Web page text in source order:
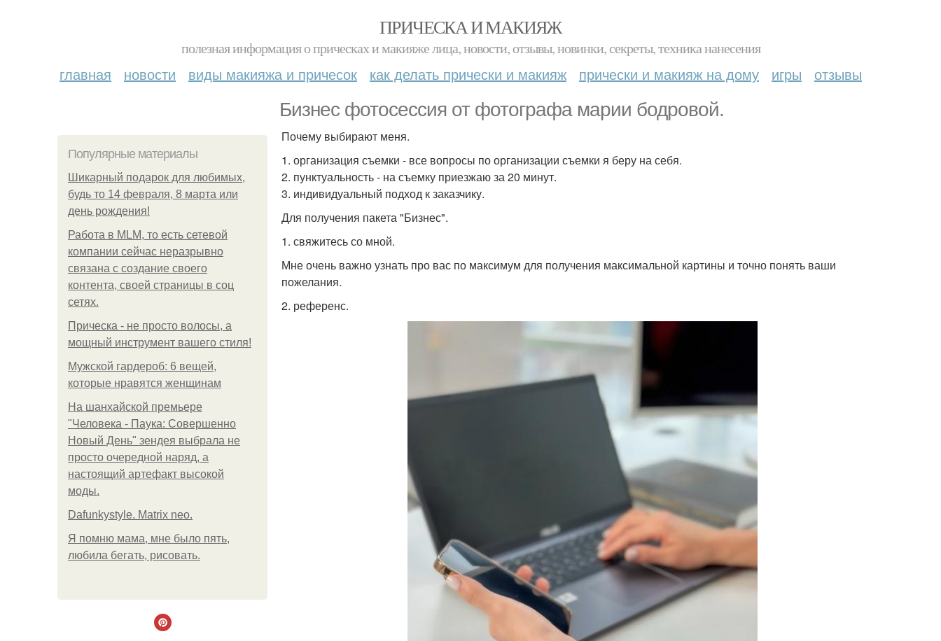
ПРИЧЕСКА И МАКИЯЖ
полезная информация о прическах и макияже лица, новости, отзывы, новинки, секреты, техника нанесения
главная новости виды макияжа и причесок как делать прически и макияж прически и макияж на дому игры отзывы
Бизнес фотосессия от фотографа марии бодровой.
Популярные материалы
Шикарный подарок для любимых,
будь то 14 февраля, 8 марта или
день рождения!
Работа в MLM, то есть сетевой
компании сейчас неразрывно
связана с создание своего
контента, своей страницы в соц
сетях.
Прическа - не просто волосы, а
мощный инструмент вашего стиля!
Мужской гардероб: 6 вещей,
которые нравятся женщинам
На шанхайской премьере
"Человека - Паука: Совершенно
Новый День" зендея выбрала не
просто очередной наряд, а
настоящий артефакт высокой
моды.
Dafunkystyle. Matrix neo.
Я помню мама, мне было пять,
любила бегать, рисовать.
Почему выбирают меня.
1. организация съемки - все вопросы по организации съемки я беру на себя.
2. пунктуальность - на съемку приезжаю за 20 минут.
3. индивидуальный подход к заказчику.
Для получения пакета "Бизнес".
1. свяжитесь со мной.
Мне очень важно узнать про вас по максимум для получения максимальной картины и точно понять ваши
пожелания.
2. референс.